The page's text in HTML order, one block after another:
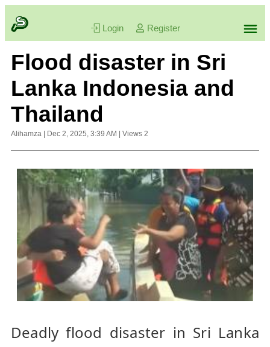
Login Register
Flood disaster in Sri
Lanka Indonesia and
Thailand
Alihamza Dec 2, 2025, 3:39 AM Views 2
Deadly flood disaster in Sri Lanka